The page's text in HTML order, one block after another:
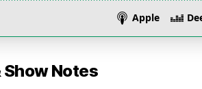
Notes